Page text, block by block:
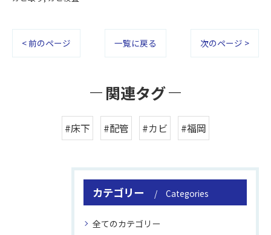
< 前のページ 一覧に戻る 次のページ >
関連タグ
#床下 #配管 #カビ #福岡
カテゴリー Categories
全てのカテゴリー